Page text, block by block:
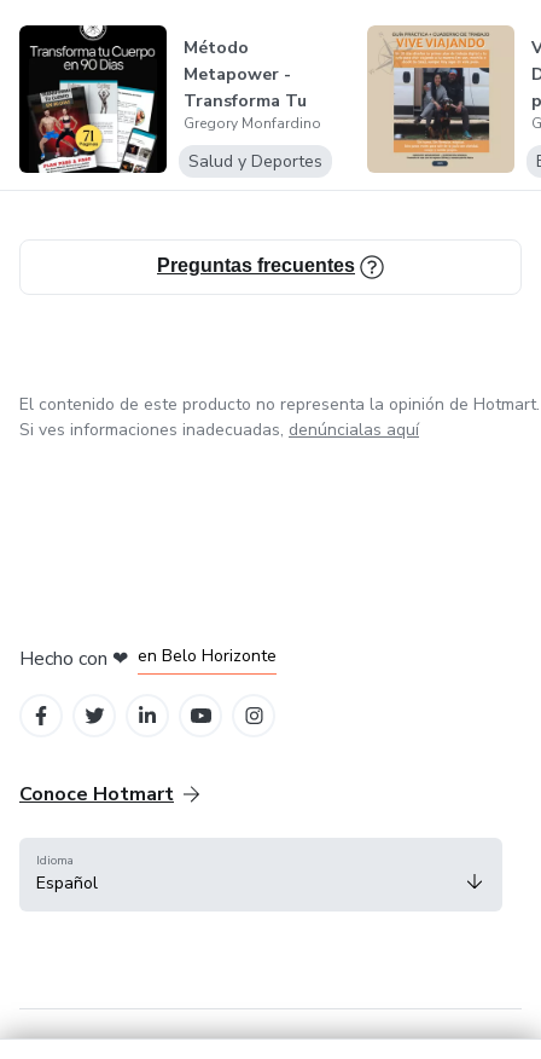
Método
Metapower -
Transforma Tu
Cuerpo en 90 Días
Gregory Monfardino
Salud y Deportes
Preguntas frecuentes
El contenido de este producto no representa la opinión de Hotmart.
Si ves informaciones inadecuadas, denúncialas aquí
Hecho con ❤ en Belo Horizonte
Conoce Hotmart
Idioma
Español